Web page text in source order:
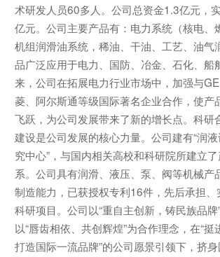
术研发人员60多人。公司总资金1.3亿元，
亿元。公司主要产品有：电力系统（核电、
机组润滑油系统，稀油、干油、工艺、油气
品广泛应用于电力、国防、冶金、石化、船
来，公司在拓展电力行业市场中，加强与
菱、阿尔斯通等级国际著名企业合作，使产
飞跃，为公司发展带来了新的增长点。科研
建设是公司发展的核心力量。公司建有“润
究中心”，与国内相关高校和科研院所建立
系。公司具有润滑、液压、泵、阀等机械产
制造能力，已获授权专利16件，先后承担、
科研项目。公司以“重自主创新，铸民族品牌
以“唇齿相依、共创辉煌”为合作理念，在“挺
打造国际一流品牌”的公司愿景引领下，挤身